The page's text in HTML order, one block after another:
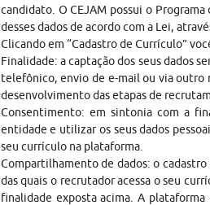
candidato. O CEJAM possui o
desses dados de acordo com a Lei,
Clicando em “Cadastro de Currículo”
Finalidade: a captação dos seus dados
telefônico, envio de e-mail ou via outro
desenvolvimento das etapas de
Consentimento: em sintonia com a
entidade e utilizar os seus dados
seu currículo na plataforma.
Compartilhamento de dados: o
das quais o recrutador acessa o seu
finalidade exposta acima. A